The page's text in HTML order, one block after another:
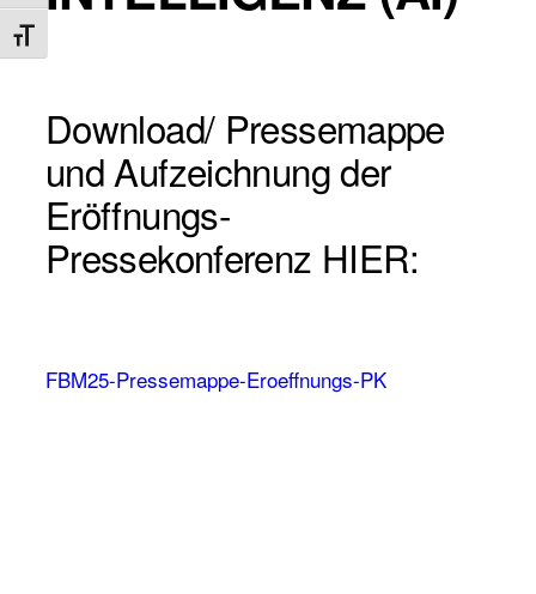
Schrift vergrößern
Download/ Pressemappe
und Aufzeichnung der
Eröffnungs-
Pressekonferenz HIER:
FBM25-Pressemappe-Eroeffnungs-PK